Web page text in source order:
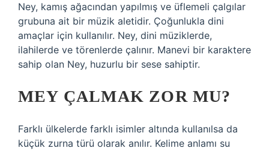
Ney, kamış ağacından yapılmış ve üflemeli çalgılar
grubuna ait bir müzik aletidir. Çoğunlukla dini
amaçlar için kullanılır. Ney, dini müziklerde,
ilahilerde ve törenlerde çalınır. Manevi bir karaktere
sahip olan Ney, huzurlu bir sese sahiptir.
MEY ÇALMAK ZOR MU?
Farklı ülkelerde farklı isimler altında kullanılsa da
küçük zurna türü olarak anılır. Kelime anlamı su